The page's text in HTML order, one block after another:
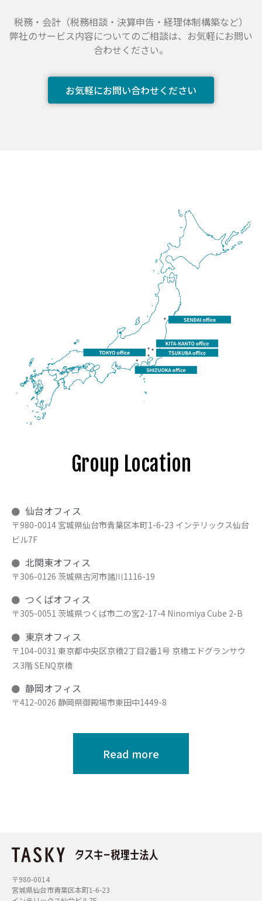
税務・会計（税務相談・決算申告・経理体制構築など）
弊社のサービス内容についてのご相談は、お気軽にお問い
合わせください。
お気軽にお問い合わせください
Group Location
仙台オフィス
〒980-0014 宮城県仙台市青葉区本町1-6-23 インテリックス仙台
ビル7F
北関東オフィス
〒306-0126 茨城県古河市諸川1116-19
つくばオフィス
〒305-0051 茨城県つくば市二の宮2-17-4 Ninomiya Cube 2-B
東京オフィス
〒104-0031 東京都中央区京橋2丁目2番1号 京橋エドグランサウ
ス3階 SENQ京橋
静岡オフィス
〒412-0026 静岡県御殿場市東田中1449-8
Read more
〒980-0014
宮城県仙台市青葉区本町1-6-23